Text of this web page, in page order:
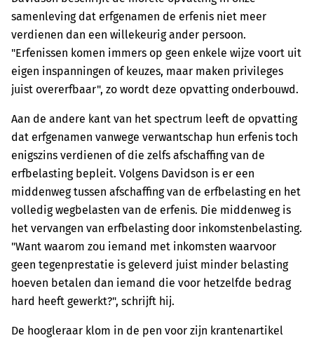
samenleving dat erfgenamen de erfenis niet meer
verdienen dan een willekeurig ander persoon.
"Erfenissen komen immers op geen enkele wijze voort uit
eigen inspanningen of keuzes, maar maken privileges
juist overerfbaar", zo wordt deze opvatting onderbouwd.
Aan de andere kant van het spectrum leeft de opvatting
dat erfgenamen vanwege verwantschap hun erfenis toch
enigszins verdienen of die zelfs afschaffing van de
erfbelasting bepleit. Volgens Davidson is er een
middenweg tussen afschaffing van de erfbelasting en het
volledig wegbelasten van de erfenis. Die middenweg is
het vervangen van erfbelasting door inkomstenbelasting.
"Want waarom zou iemand met inkomsten waarvoor
geen tegenprestatie is geleverd juist minder belasting
hoeven betalen dan iemand die voor hetzelfde bedrag
hard heeft gewerkt?", schrijft hij.
De hoogleraar klom in de pen voor zijn krantenartikel